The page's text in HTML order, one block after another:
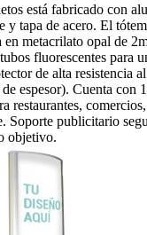
está fabricado con
y tapa de acero. El
metacrilato opal de
fluorescentes para
de alta resistencia
espesor). Cuenta con
restaurantes,
Soporte publicitario
objetivo.